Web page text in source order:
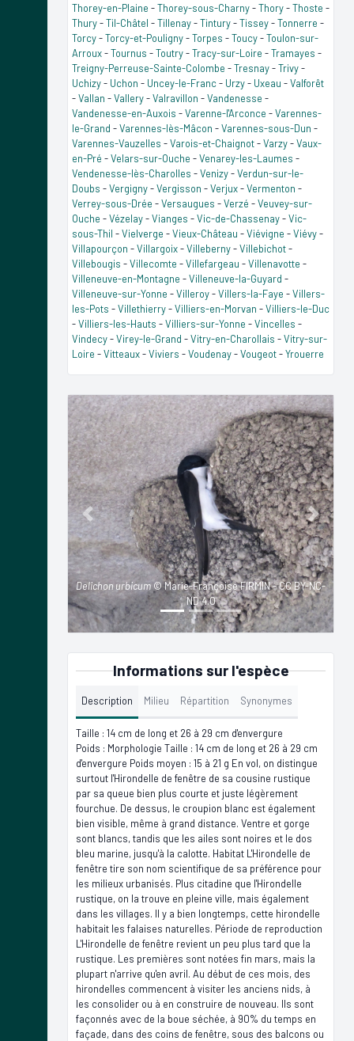
Thorey-en-Plaine -Thorey-sous-Charny-Thory-Thoste -
Thury-Til-Châtel -Tillenay-Tintury-Tissey-Tonnerre -
Torcy-Torcy-et-Pouligny-Torpes -Toucy-Toulon-sur-
Arroux-Tournus -Toutry-Tracy-sur-Loire -Tramayes -
Treigny-Perreuse-Sainte-Colombe -Tresnay-Trivy-
Uchizy- Uchon - Uncey-le-Franc - Urzy- Uxeau -Valforêt
-Vallan -Vallery-Valravillon -Vandenesse -
Vandenesse-en-Auxois -Varenne-l'Arconce -Varennes-
le-Grand -Varennes-lès-Mâcon -Varennes-sous-Dun -
Varennes-Vauzelles -Varois-et-Chaignot-Varzy-Vaux-
en-Pré -Velars-sur-Ouche -Venarey-les-Laumes -
Vendenesse-lès-Charolles -Venizy-Verdun-sur-le-
Doubs -Vergigny-Vergisson -Verjux-Vermenton -
Verrey-sous-Drée -Versaugues -Verzé -Veuvey-sur-
Ouche -Vézelay-Vianges -Vic-de-Chassenay-Vic-
sous-Thil -Vielverge -Vieux-Château -Viévigne -Viévy-
Villapourçon -Villargoix-Villeberny-Villebichot-
Villebougis -Villecomte -Villefargeau -Villenavotte -
Villeneuve-en-Montagne -Villeneuve-la-Guyard -
Villeneuve-sur-Yonne -Villeroy-Villers-la-Faye -Villers-
les-Pots -Villethierry-Villiers-en-Morvan -Villiers-le-Duc
-Villiers-les-Hauts -Villiers-sur-Yonne -Vincelles -
Vindecy-Virey-le-Grand -Vitry-en-Charollais -Vitry-sur-
Loire -Vitteaux-Viviers -Voudenay-Vougeot-Yrouerre
Delichon urbicum© Marie-Françoise FIRMIN - CC BY-NC-
ND 4.0
Previous Next
Informations sur l'espèce
Description Milieu Répartition Synonymes
Taille : 14 cm de long et 26 à 29 cm d'envergure
Poids : Morphologie Taille : 14 cm de long et 26 à 29 cm
d'envergure Poids moyen : 15 à 21 g En vol, on distingue
surtout l'Hirondelle de fenêtre de sa cousine rustique
par sa queue bien plus courte et juste légèrement
fourchue. De dessus, le croupion blanc est également
bien visible, même à grand distance. Ventre et gorge
sont blancs, tandis que les ailes sont noires et le dos
bleu marine, jusqu'à la calotte. Habitat L'Hirondelle de
fenêtre tire son nom scientifique de sa préférence pour
les milieux urbanisés. Plus citadine que l'Hirondelle
rustique, on la trouve en pleine ville, mais également
dans les villages. Il y a bien longtemps, cette hirondelle
habitait les falaises naturelles. Période de reproduction
L'Hirondelle de fenêtre revient un peu plus tard que la
rustique. Les premières sont notées fin mars, mais la
plupart n'arrive qu'en avril. Au début de ces mois, des
hirondelles commencent à visiter les anciens nids, à
les consolider ou à en construire de nouveau. Ils sont
façonnés avec de la boue séchée, à 90% du temps en
façade, dans des coins de fenêtre, sous des balcons ou